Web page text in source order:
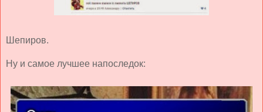
Шепиров.
Ну и самое лучшее напоследок: